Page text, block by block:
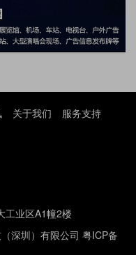
关于我们
服务支持
工业区A1幢2楼
深圳）有限公司 粤ICP备